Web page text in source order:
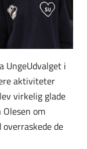
UngeUdvalget i
aktiviteter
virkelig glade
Olesen om
de